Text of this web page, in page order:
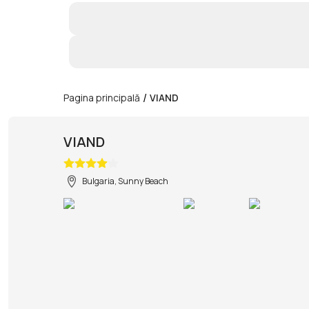
Pagina principală / VIAND
VIAND
Bulgaria, Sunny Beach